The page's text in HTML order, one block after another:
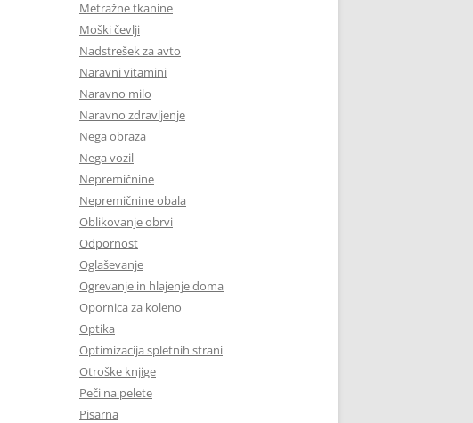
Metražne tkanine
Moški čevlji
Nadstrešek za avto
Naravni vitamini
Naravno milo
Naravno zdravljenje
Nega obraza
Nega vozil
Nepremičnine
Nepremičnine obala
Oblikovanje obrvi
Odpornost
Oglaševanje
Ogrevanje in hlajenje doma
Opornica za koleno
Optika
Optimizacija spletnih strani
Otroške knjige
Peči na pelete
Pisarna